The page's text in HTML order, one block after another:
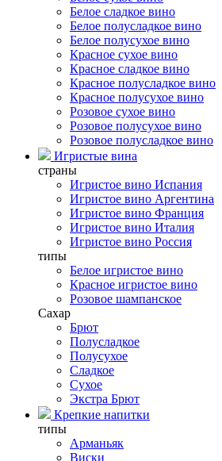
Белое сладкое вино
Белое полусладкое вино
Белое полусухое вино
Красное сухое вино
Красное сладкое вино
Красное полусладкое вино
Красное полусухое вино
Розовое сухое вино
Розовое полусухое вино
Розовое полусладкое вино
Игристые вина
страны
Игристое вино Испания
Игристое вино Аргентина
Игристое вино Франция
Игристое вино Италия
Игристое вино Россия
типы
Белое игристое вино
Красное игристое вино
Розовое шампанское
Сахар
Брют
Полусладкое
Полусухое
Сладкое
Сухое
Экстра Брют
Крепкие напитки
типы
Арманьяк
Виски